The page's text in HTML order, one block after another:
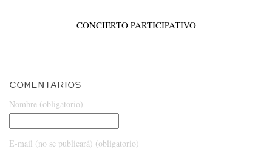
CONCIERTO PARTICIPATIVO
COMENTARIOS
Nombre (obligatorio)
E-mail (no se publicará) (obligatorio)